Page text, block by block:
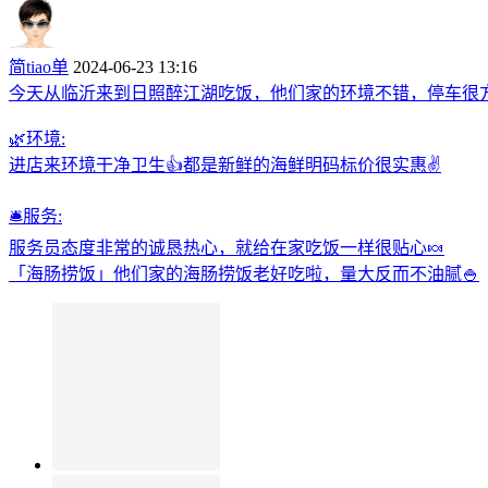
简tiao单 2024-06-23 13:16
今天从临沂来到日照醉江湖吃饭，他们家的环境不错，停车很
🌿环境:
进店来环境干净卫生👍都是新鲜的海鲜明码标价很实惠✌
🛎️服务:
服务员态度非常的诚恳热心，就给在家吃饭一样很贴心🍬
「海肠捞饭」他们家的海肠捞饭老好吃啦，量大反而不油腻🍚